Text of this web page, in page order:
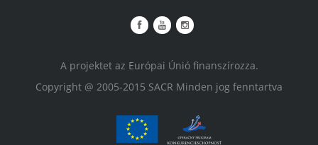
A projektet az Európai Únió finanszírozza.
Copyright @ 2005-2015 SACR Minden jog fenntartva